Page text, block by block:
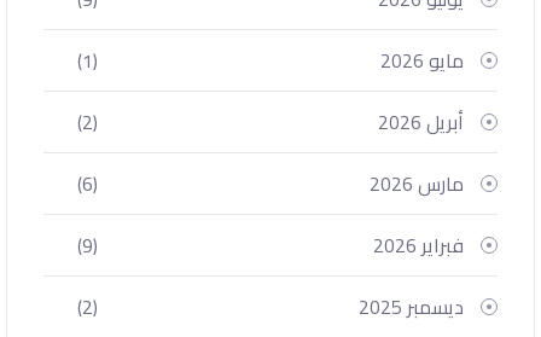
مايو 2026
(1)
أبريل 2026
(2)
مارس 2026
(6)
فبراير 2026
(9)
ديسمبر 2025
(2)